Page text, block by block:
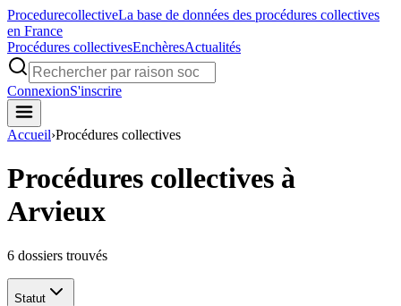
ProcedurecollectiveLa base de données des procédures collectives
en France
Procédures collectivesEnchèresActualités
ConnexionS'inscrire
Accueil›Procédures collectives
Procédures collectives à
Arvieux
6 dossiers trouvés
Statut